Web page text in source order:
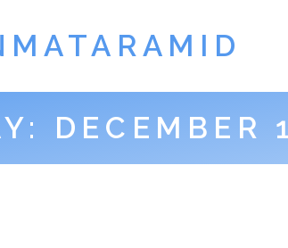
DECEMBER